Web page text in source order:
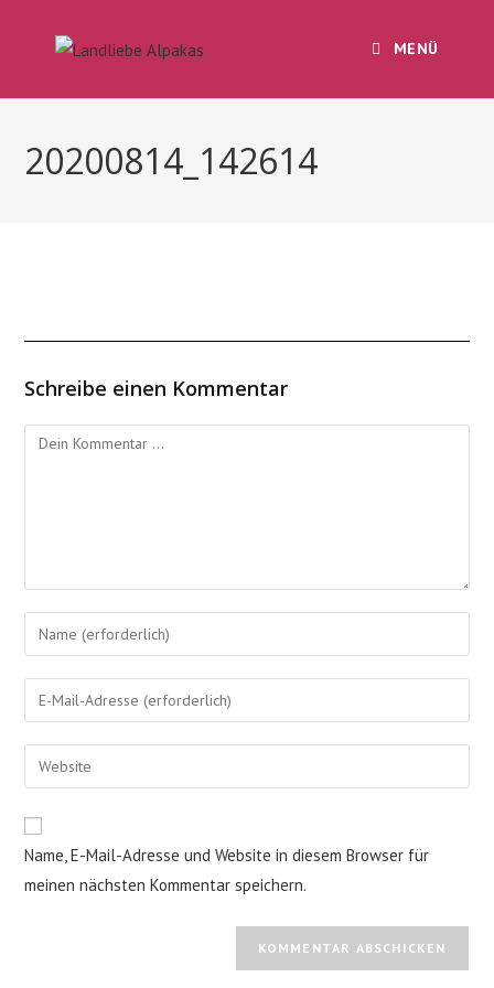
MENÜ
20200814_142614
Schreibe einen Kommentar
Kommentieren
Gib
deinen
Namen
oder
zum
Kommentieren
ein
Gib
deine
E-
Mail-
Kommentieren
ein
Gib
deine
URL
ein
(optional)
Name, E-Mail-Adresse und Website in diesem Browser für
meinen nächsten Kommentar speichern.